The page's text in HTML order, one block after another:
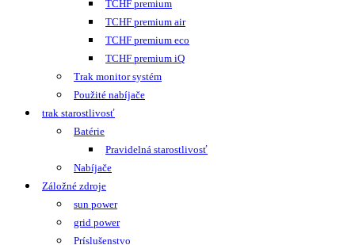
TCHF premium
TCHF premium air
TCHF premium eco
TCHF premium iQ
Trak monitor systém
Použité nabíjače
trak starostlivosť
Batérie
Pravidelná starostlivosť
Nabíjače
Záložné zdroje
sun power
grid power
Príslušenstvo